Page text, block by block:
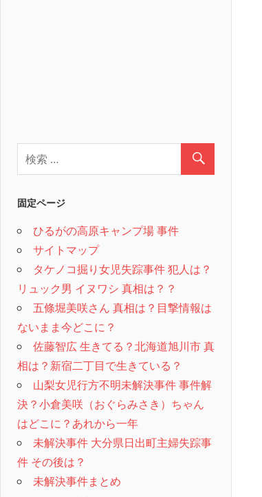
固定ページ
ひるがの高原キャンプ場 事件
サイトマップ
タケノコ掘り女児失踪事件 犯人は？
リュック男 イヌワシ 真相は？？
五條堀美咲さん 真相は？目撃情報は
ないまま今どこに？
佐藤智広 生きてる？北海道旭川市 真
相は？新宿二丁目で生きている？
山梨女児行方不明未解決事件 事件解
決？小倉美咲（おぐらみさき）ちゃん
はどこに？あれから一年
未解決事件 大分県日出町主婦失踪事
件 その後は？
未解決事件まとめ